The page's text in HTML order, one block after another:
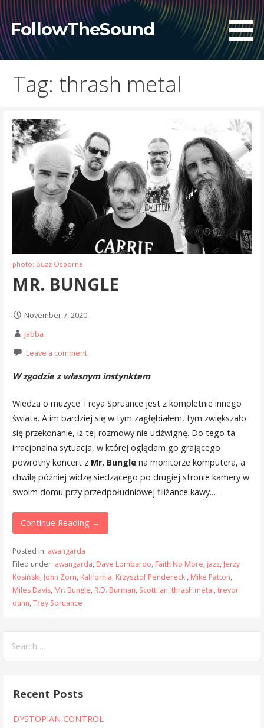
Skip
to
content
FollowTheSound
Tag: thrash metal
photo: Buzz Osborne
MR. BUNGLE
November 7, 2020
Jabba
Leave a comment
Wzgodzie z własnym instynktem
Wiedza o muzyce Treya Spruance jest z kompletnie innego
świata. A im bardziej się w tym zagłębiałem, tym zwiększało
się przekonanie, iż tej rozmowy nie udźwignę. Do tego ta
irracjonalna sytuacja, w której oglądam go grającego
powrotny koncert z Mr. Bunglena monitorze komputera, a
chwilę później widzę siedzącego po drugiej stronie kamery w
swoim domu przy przedpołudniowej filiżance kawy.…
Continue Reading →
Posted in: awangarda
Filed under: awangarda, Dave Lombardo, Faith No More, jazz, Jerzy
Kosiński, John Zorn, Kalifornia, Krzysztof Penderecki, Mike Patton,
Miles Davis, Mr. Bungle, R.D. Burman, Scott Ian, thrash metal, trevor
dunn, Trey Spruance
for:
Recent Posts
DYSTOPIAN CONTROL